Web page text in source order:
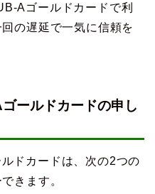
Aゴールドカードで利
の遅延で一気に信頼を
ールドカードの申し
ドカードは、次の2つの
きます。